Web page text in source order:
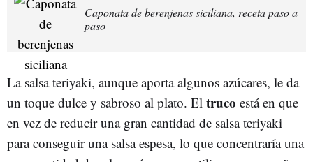
Caponata de berenjenas siciliana, receta paso a
paso
La salsa teriyaki, aunque aporta algunos azúcares, le da
un toque dulce y sabroso al plato. El truco está en que
en vez de reducir una gran cantidad de salsa teriyaki
para conseguir una salsa espesa, lo que concentraría una